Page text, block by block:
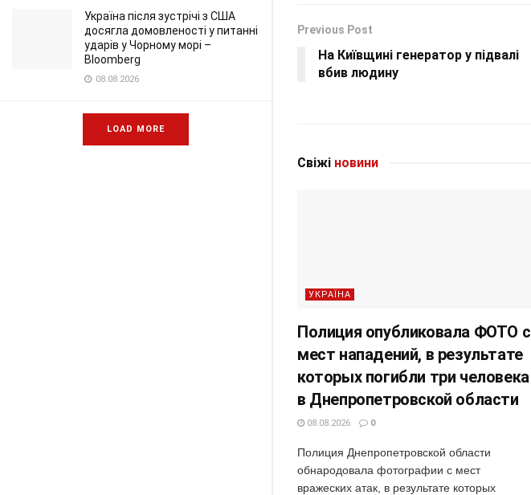
Україна після зустрічі з США
досягла домовленості у питанні
ударів у Чорному морі –
Bloomberg
08.08.2026
LOAD MORE
Previous Post
На Київщині генератор у підвалі
вбив людину
Свіжі новини
УКРАЇНА
Полиция опубликовала ФОТО с
мест нападений, в результате
которых погибли три человека
в Днепропетровской области
08.08.2026 0
Полиция Днепропетровской области
обнародовала фотографии с мест
вражеских атак, в результате которых